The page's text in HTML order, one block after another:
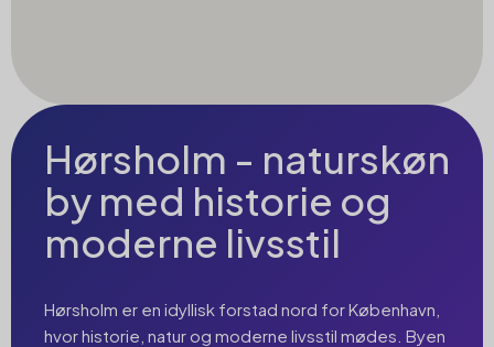
Hørsholm - naturskøn
by med historie og
moderne livsstil
Hørsholm er en idyllisk forstad nord for København,
hvor historie, natur og moderne livsstil mødes. Byen